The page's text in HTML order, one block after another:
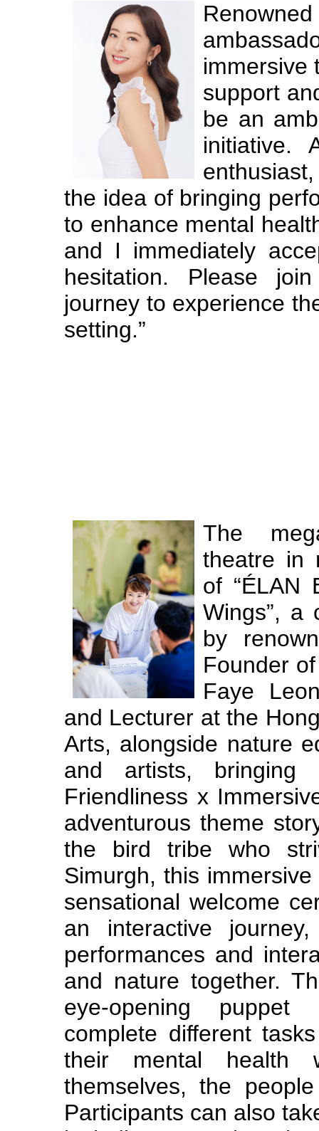
immersive
support
be an
initiative.
the idea of bringing
to enhance mental
and I immediately
hesitation. Please
journey to experience
setting.”
The
theatre in
of “ÉLAN
Wings”, a
by
Founder
Faye
and Lecturer at the
Arts, alongside nature
and artists, bringing
Friendliness x
adventurous theme
the bird tribe who
Simurgh, this
sensational welcome
an interactive
performances and
and nature together.
eye-opening puppet
complete different
their mental health
themselves, the
Participants can also